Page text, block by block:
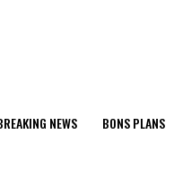
NEWS BONS PLANS